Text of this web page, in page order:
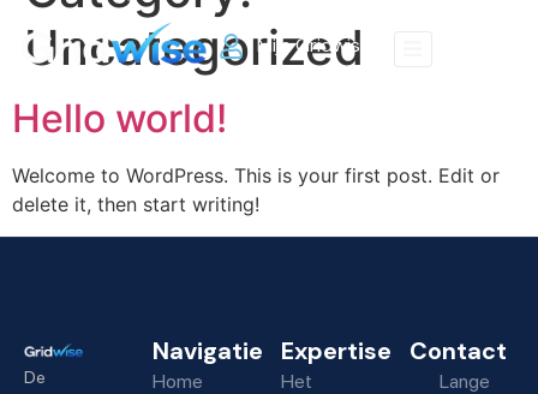
Mijn Gridwise
Uncategorized
Hello world!
Welcome to WordPress. This is your first post. Edit or
delete it, then start writing!
De
Navigatie
Home
Expertise
Het
Contact
Lange